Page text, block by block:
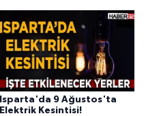
Isparta'da 9 Ağustos'ta
Elektrik Kesintisi!